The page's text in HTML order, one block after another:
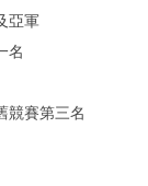
亞軍
名
競賽第三名